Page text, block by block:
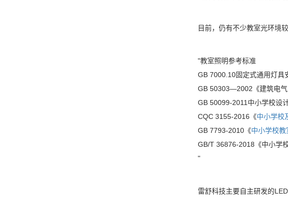
目前，仍有不少教室光环境
"教室照明参考标准
GB 7000.10固定式通用灯具
GB 50303—2002《建筑电气
GB 50099-2011中小学校设
CQC 3155-2016《中小学校
GB 7793-2010《中小学校教
GB/T 36876-2018《中小学
"
雷舒科技主要自主研发的